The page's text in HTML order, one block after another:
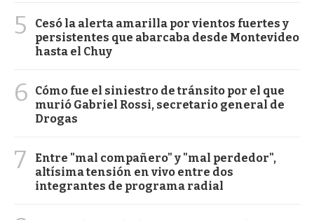
5
Cesó la alerta amarilla por vientos fuertes y
persistentes que abarcaba desde Montevideo
hasta el Chuy
6
Cómo fue el siniestro de tránsito por el que
murió Gabriel Rossi, secretario general de
Drogas
7
Entre "mal compañero" y "mal perdedor",
altísima tensión en vivo entre dos
integrantes de programa radial